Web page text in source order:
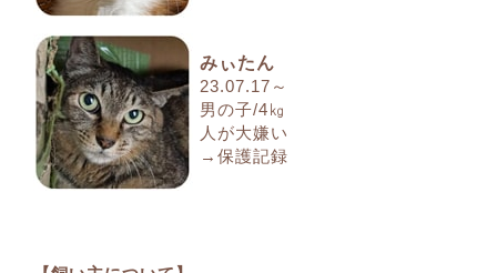
みぃたん
23.07.17～
男の子/4㎏
人が大嫌い
→保護記録